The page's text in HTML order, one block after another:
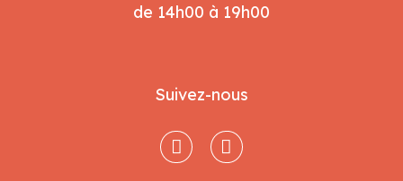
de 14h00 à 19h00
Suivez-nous